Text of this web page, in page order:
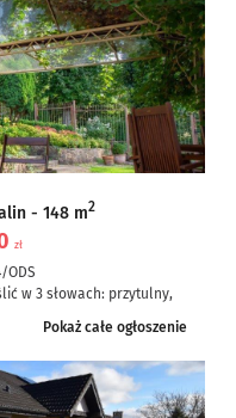
- 148 m2
zł
ODS
w 3 słowach: przytulny,
Pokaż całe ogłoszenie